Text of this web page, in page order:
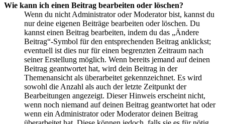
Wie kann ich einen Beitrag bearbeiten oder löschen?
Wenn du nicht Administrator oder Moderator bist, kannst du
nur deine eigenen Beiträge bearbeiten oder löschen. Du
kannst einen Beitrag bearbeiten, indem du das „Ändere
Beitrag“-Symbol für den entsprechenden Beitrag anklickst;
eventuell ist dies nur für einen begrenzten Zeitraum nach
seiner Erstellung möglich. Wenn bereits jemand auf deinen
Beitrag geantwortet hat, wird dein Beitrag in der
Themenansicht als überarbeitet gekennzeichnet. Es wird
sowohl die Anzahl als auch der letzte Zeitpunkt der
Bearbeitungen angezeigt. Dieser Hinweis erscheint nicht,
wenn noch niemand auf deinen Beitrag geantwortet hat oder
wenn ein Administrator oder Moderator deinen Beitrag